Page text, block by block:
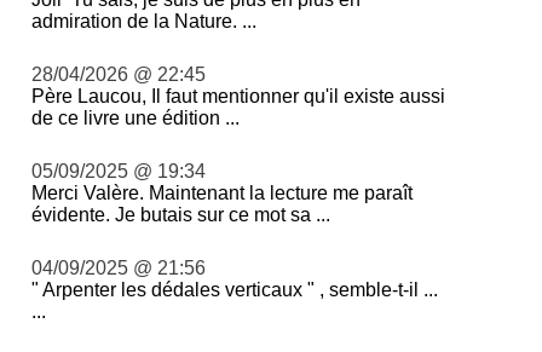
admiration de la Nature. ...
28/04/2026 @ 22:45
Père Laucou, Il faut mentionner qu'il existe aussi
de ce livre une édition ...
05/09/2025 @ 19:34
Merci Valère. Maintenant la lecture me paraît
évidente. Je butais sur ce mot sa ...
04/09/2025 @ 21:56
" Arpenter les dédales verticaux " , semble-t-il ...
...